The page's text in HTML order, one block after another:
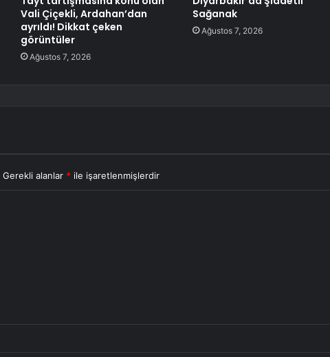
Vali Çiçekli, Ardahan’dan
ayrıldı! Dikkat çeken
görüntüler
Ağustos 7, 2026
Sağanak
Ağustos 7, 2026
Gerekli alanlar * ile işaretlenmişlerdir